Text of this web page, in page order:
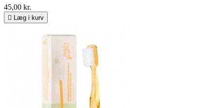
45,00 kr.
 Læg i kurv